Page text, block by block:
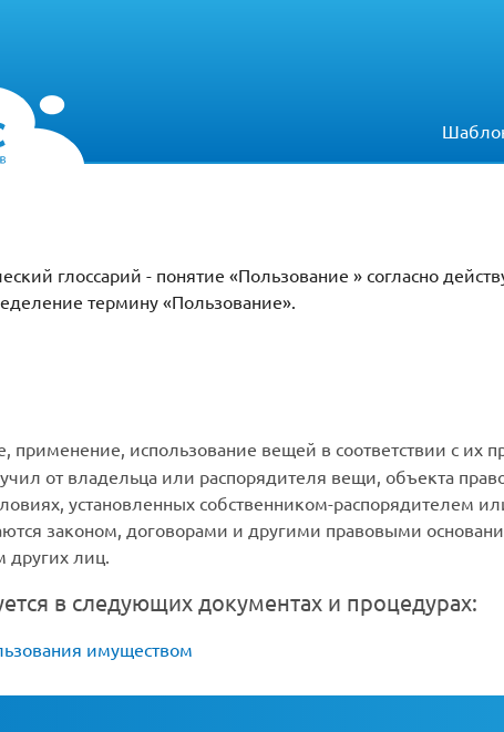
глоссарий - понятие «Пользование » согласно
термину «Пользование».
применение, использование вещей в соответствии с их
от владельца или распорядителя вещи, объекта
установленных собственником-распорядителем
законом, договорами и другими правовыми
других лиц.
в следующих документах и процедурах:
имуществом